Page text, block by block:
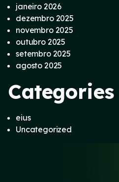
janeiro 2026
dezembro 2025
novembro 2025
outubro 2025
setembro 2025
agosto 2025
Categories
eius
Uncategorized